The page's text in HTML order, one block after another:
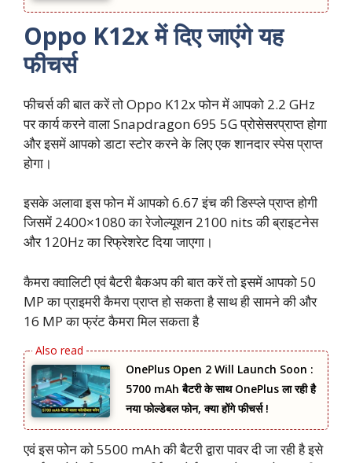
Oppo K12x में दिए जाएंगे यह
फीचर्स
फीचर्स की बात करें तो Oppo K12x फोन में आपको 2.2 GHz
पर कार्य करने वाला Snapdragon 695 5G प्रोसेसरप्राप्त होगा
और इसमें आपको डाटा स्टोर करने के लिए एक शानदार स्पेस प्राप्त
होगा।
इसके अलावा इस फोन में आपको 6.67 इंच की डिस्प्ले प्राप्त होगी
जिसमें 2400×1080 का रेजोल्यूशन 2100 nits की ब्राइटनेस
और 120Hz का रिफ्रेशरेट दिया जाएगा।
कैमरा क्वालिटी एवं बैटरी बैकअप की बात करें तो इसमें आपको 50
MP का प्राइमरी कैमरा प्राप्त हो सकता है साथ ही सामने की और
16 MP का फ्रंट कैमरा मिल सकता है
OnePlus Open 2 Will Launch Soon :
5700 mAh बैटरी के साथ OnePlus ला रही है
नया फोल्डेबल फोन, क्या होंगे फीचर्स !
एवं इस फोन को 5500 mAh की बैटरी द्वारा पावर दी जा रही है इसे